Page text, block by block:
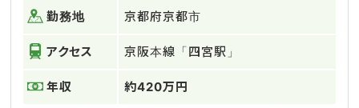
勤務地 京都府京都市
アクセス 京阪本線「四宮駅」
年収 約420万円